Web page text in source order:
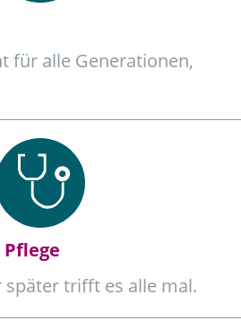
für alle Generationen,
trifft es alle mal.